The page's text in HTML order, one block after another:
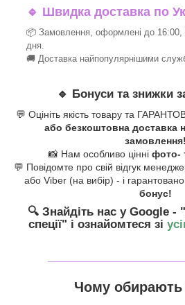
🔹 Швидка доставка по
📦 Замовлення, оформлені до 16:00,
дня.
🚚 Доставка найпопулярнішими
🔹 Бонуси та знижки
💬 Оцініть якість товару та
або безкоштовна доставка
замовлення!
📸 Нам особливо цінні фото-
💬 Повідомте про свій відгук
або Viber (на вибір) - і
бонус!
🔍 Знайдіть нас у Google -
спеції" і ознайомтеся зі
Чому обирають